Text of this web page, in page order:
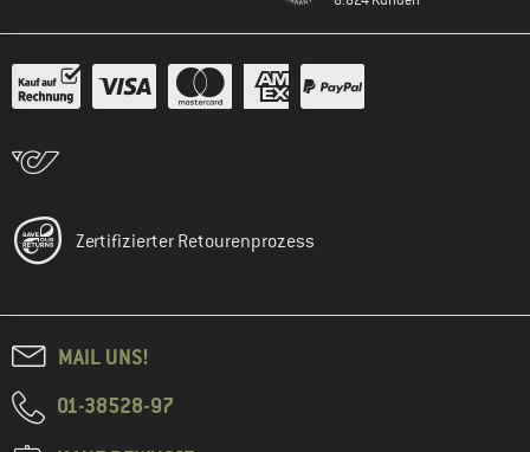
Zertifizierter Retourenprozess
MAIL UNS!
01-38528-97